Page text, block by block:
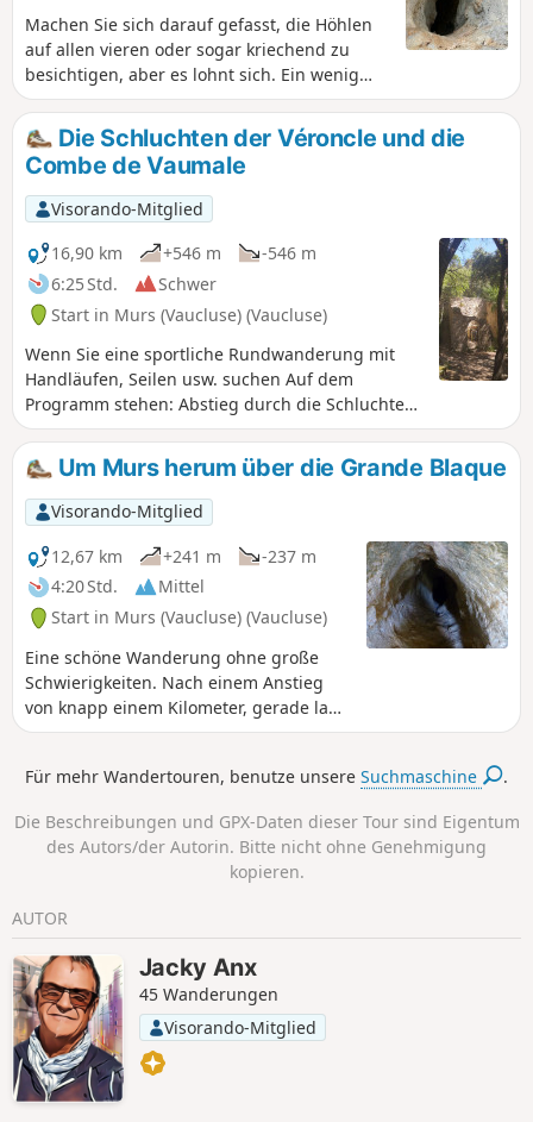
Machen Sie sich darauf gefasst, die Höhlen
auf allen vieren oder sogar kriechend zu
besichtigen, aber es lohnt sich. Ein wenig
staubiger Lehm, ein paar harmlose
Fledermäuse, aber ein großartiger Anblick,
sobald man drinnen ist. Verzichten Sie also
auf den Smoking und ziehen Sie lieber
weniger schmutzanfällige Kleidung an. Der
weitere Verlauf der Wanderung bietet Ihnen
strahlenden Sonnenschein und entlang des
gesamten Weges können Sie die Combe
Denca und den Lubéron in der Ferne und
sogar den Sainte-Beaume sehen. Die
Wanderung führt über kleine Pfade, die von
Steineichen, Thymian und Rosmarin gesäumt
sind.
Die Schluchten der Véroncle und die
Combe de Vaumale
Visorando-Mitglied
16,90 km
+546 m
-546 m
6:25 Std.
Schwer
Start in Murs (Vaucluse) (Vaucluse)
Wenn Sie eine sportliche Rundwanderung mit
Handläufen, Seilen usw. suchen Auf dem
Programm stehen: Abstieg durch die Schluchten
von La Véroncle mit einigen ihrer verfallenen
Mühlen und Aufstieg durch die Combe de
Vaumale.Um Murs herum über die Grande Blaque
Visorando-Mitglied
12,67 km
+241 m
-237 m
4:20 Std.
Mittel
Start in Murs (Vaucluse) (Vaucluse)
Eine schöne Wanderung ohne große
Schwierigkeiten. Nach einem Anstieg
von knapp einem Kilometer, gerade lang
genug, um eine Höhe von 700 m zu
Panorama auf den Luberon mit seiner
Murs. Zu Ihrem Vergnügen dauert
dieser Ausblick mehr als 4 km. Der
größte Teil der Strecke verläuft auf
Waldwegen.
Für mehr Wandertouren, benutze unsereSuchmaschine .
Die Beschreibungen und GPX-Daten dieser Tour sind Eigentum
des Autors/der Autorin. Bitte nicht ohne Genehmigung
kopieren.
AUTOR
Jacky Anx
45 Wanderungen
Visorando-Mitglied